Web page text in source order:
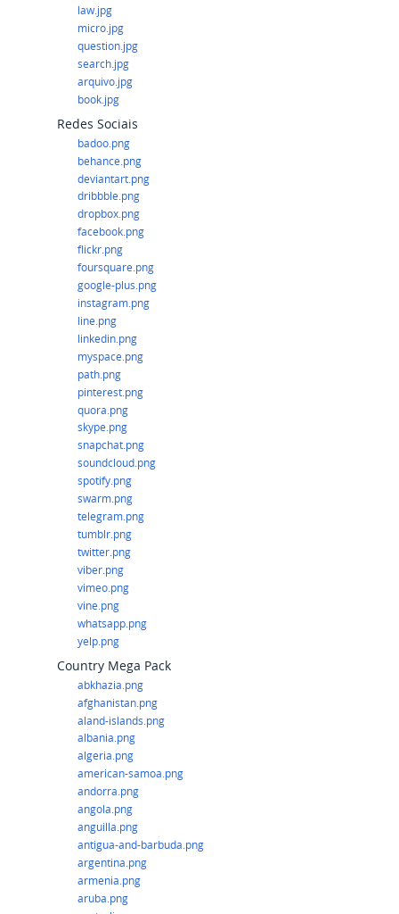
law.jpg
micro.jpg
question.jpg
search.jpg
arquivo.jpg
book.jpg
Redes Sociais
badoo.png
behance.png
deviantart.png
dribbble.png
dropbox.png
facebook.png
flickr.png
foursquare.png
google-plus.png
instagram.png
line.png
linkedin.png
myspace.png
path.png
pinterest.png
quora.png
skype.png
snapchat.png
soundcloud.png
spotify.png
swarm.png
telegram.png
tumblr.png
twitter.png
viber.png
vimeo.png
vine.png
whatsapp.png
yelp.png
Country Mega Pack
abkhazia.png
afghanistan.png
aland-islands.png
albania.png
algeria.png
american-samoa.png
andorra.png
angola.png
anguilla.png
antigua-and-barbuda.png
argentina.png
armenia.png
aruba.png